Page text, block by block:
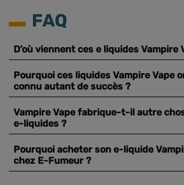
FAQ
D’où viennent ces e liquides Vampire
Pourquoi ces liquides Vampire Vape
connu autant de succès ?
Vampire Vape fabrique-t-il autre
e-liquides ?
Pourquoi acheter son e-liquide
chez E-Fumeur ?